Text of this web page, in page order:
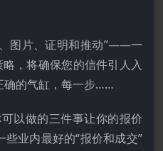
、图片、证明和推动”——一
，将确保您的信件引人入
的气缸，每一步……
以做的三件事让你的报价
些业内最好的“报价和成交”